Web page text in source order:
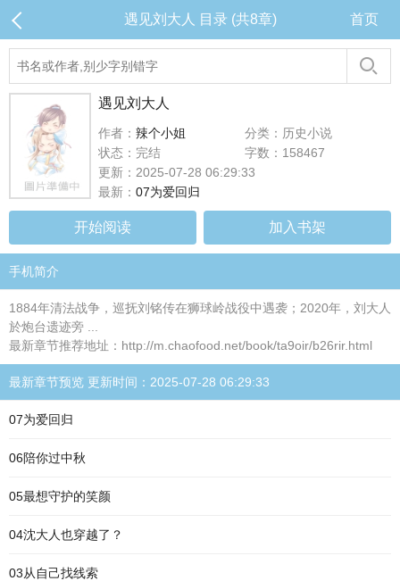
遇见刘大人 目录 (共8章) 首页
遇见刘大人
作者： 辣个小姐
分类：历史小说
状态：完结
字数：158467
更新：2025-07-28 06:29:33
最新： 07为爱回归
开始阅读 加入书架
手机简介
1884年清法战争，巡抚刘铭传在狮球岭战役中遇袭；2020年，刘大人
於炮台遗迹旁 ...
最新章节推荐地址：http://m.chaofood.net/book/ta9oir/b26rir.html
最新章节预览 更新时间：2025-07-28 06:29:33
07为爱回归
06陪你过中秋
05最想守护的笑颜
04沈大人也穿越了？
03从自己找线索